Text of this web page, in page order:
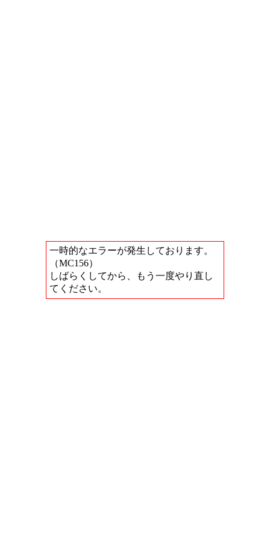
一時的なエラーが発生しております。
（MC156）
しばらくしてから、もう一度やり直し
てください。